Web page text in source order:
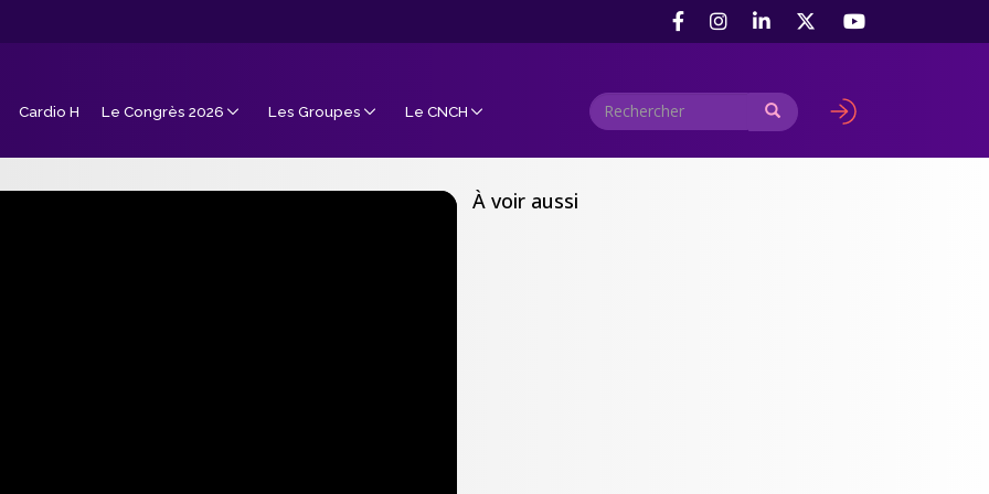
User
account
Cardio H Le Congrès 2026 Les Groupes Le CNCH Rechercher Rechercher
À voir aussi